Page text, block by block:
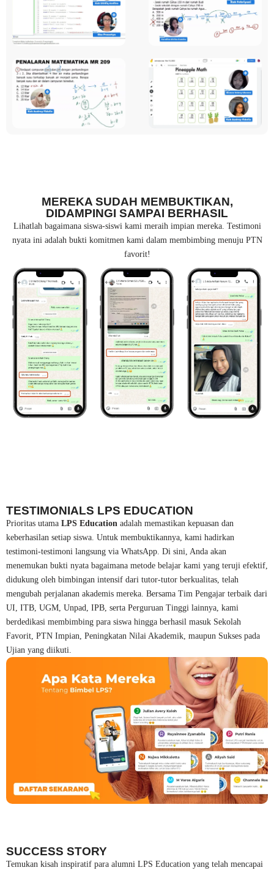
MEREKA SUDAH MEMBUKTIKAN,
DIDAMPINGI SAMPAI BERHASIL
Lihatlah bagaimana siswa-siswi kami meraih impian mereka. Testimoni
nyata ini adalah bukti komitmen kami dalam membimbing menuju PTN
favorit!
TESTIMONIALS LPS EDUCATION
Prioritas utama LPS Education adalah memastikan kepuasan dan
keberhasilan setiap siswa. Untuk membuktikannya, kami hadirkan
testimoni-testimoni langsung via WhatsApp. Di sini, Anda akan
menemukan bukti nyata bagaimana metode belajar kami yang teruji efektif,
didukung oleh bimbingan intensif dari tutor-tutor berkualitas, telah
mengubah perjalanan akademis mereka. Bersama Tim Pengajar terbaik dari
UI, ITB, UGM, Unpad, IPB, serta Perguruan Tinggi lainnya, kami
berdedikasi membimbing para siswa hingga berhasil masuk Sekolah
Favorit, PTN Impian, Peningkatan Nilai Akademik, maupun Sukses pada
Ujian yang diikuti.
SUCCESS STORY
Temukan kisah inspiratif para alumni LPS Education yang telah mencapai